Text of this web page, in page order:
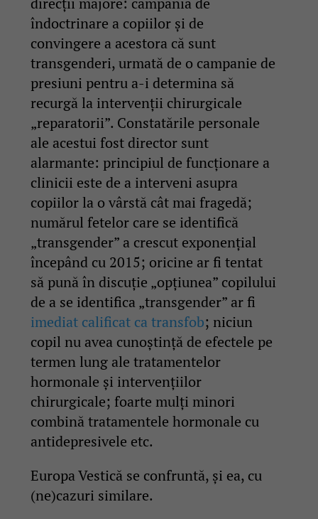
îndoctrinare a copiilor și de
convingere a acestora că sunt
transgenderi, urmată de o campanie de
presiuni pentru a-i determina să
recurgă la intervenții chirurgicale
„reparatorii”. Constatările personale
ale acestui fost director sunt
alarmante: principiul de funcționare a
clinicii este de a interveni asupra
copiilor la o vârstă cât mai fragedă;
numărul fetelor care se identifică
„transgender” a crescut exponențial
începând cu 2015; oricine ar fi tentat
să pună în discuție „opțiunea” copilului
de a se identifica „transgender” ar fi
imediat calificat ca transfob; niciun
copil nu avea cunoștință de efectele pe
termen lung ale tratamentelor
hormonale și intervențiilor
chirurgicale; foarte mulți minori
combină tratamentele hormonale cu
antidepresivele etc.
Europa Vestică se confruntă, și ea, cu
(ne)cazuri similare.